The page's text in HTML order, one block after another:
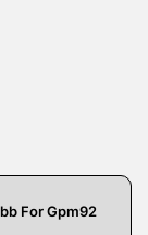
For Gpm92